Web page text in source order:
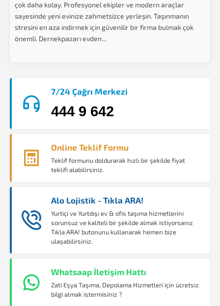
çok daha kolay. Profesyonel ekipler ve modern araçlar
sayesinde yeni evinize zahmetsizce yerleşin. Taşınmanın
stresini en aza indirmek için güvenilir bir firma bulmak çok
önemli. Dernekpazarı evden...
7/24 Çağrı Merkezi
444 9 642
Online Teklif Formu
Teklif formunu doldurarak hızlı bir şekilde fiyat
teklifi alabilirsiniz.
Alo Lojistik - Tıkla ARA!
Yurtiçi ve Yurtdışı ev & ofis taşıma hizmetlerini
sorunsuz ve kaliteli bir şekilde almak istiyorsanız
Tıkla ARA! butonunu kullanarak hemen bize
ulaşabilirsiniz.
Whatsaap İletişim Hattı
Zati Eşya Taşıma, Depolama Hizmetleri için ücretsiz
bilgi almak istermisiniz ?